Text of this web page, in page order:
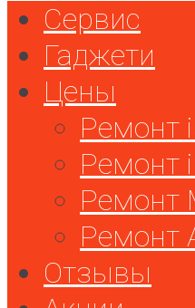
Сервис
Гаджети
Цены
Ремонт
Ремонт
Ремонт
Ремонт
Отзывы